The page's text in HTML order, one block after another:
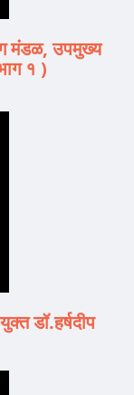
मंडळ, उपमुख्य
१ )
डॉ.हर्षदीप